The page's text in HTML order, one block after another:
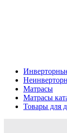
Матрасы
Матрасы
Товары для